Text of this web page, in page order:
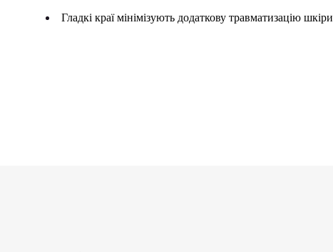
Гладкі краї мінімізують додаткову травматизацію шкіри